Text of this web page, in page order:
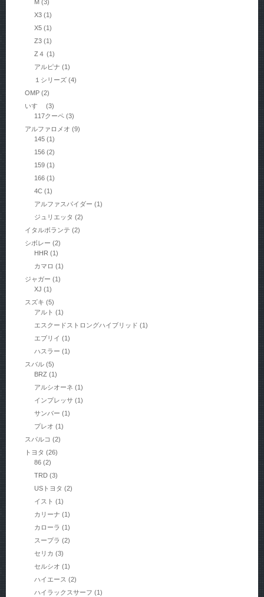
M (3)
X3 (1)
X5 (1)
Z3 (1)
Z４ (1)
アルピナ (1)
１シリーズ (4)
OMP(2)
いすゞ
(3)
117クーペ (3)
アルファロメオ (9)
145 (1)
156 (2)
159 (1)
166 (1)
4C (1)
アルファスパイダー (1)
ジュリエッタ (2)
イタルボランテ (2)
シボレー (2)
HHR (1)
カマロ (1)
ジャガー (1)
XJ (1)
スズキ (5)
アルト (1)
エスクードストロングハイブリッド (1)
エブリイ (1)
ハスラー (1)
スバル(5)
BRZ (1)
アルシオーネ (1)
インプレッサ (1)
サンバー (1)
プレオ (1)
スパルコ (2)
トヨタ (26)
86 (2)
TRD (3)
USトヨタ (2)
イスト (1)
カリーナ (1)
カローラ (1)
スープラ (2)
セリカ (3)
セルシオ (1)
ハイエース (2)
ハイラックスサーフ (1)